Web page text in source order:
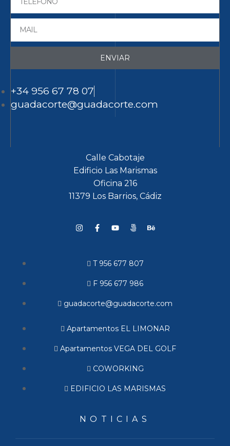
ENVIAR
+34 956 67 78 07
guadacorte@guadacorte.com
Calle Cabotaje
Edificio Las Marismas
Oficina 216
11379 Los Barrios, Cádiz
T 956 677 807
F 956 677 986
guadacorte@guadacorte.com
Apartamentos EL LIMONAR
Apartamentos VEGA DEL GOLF
COWORKING
EDIFICIO LAS MARISMAS
NOTICIAS